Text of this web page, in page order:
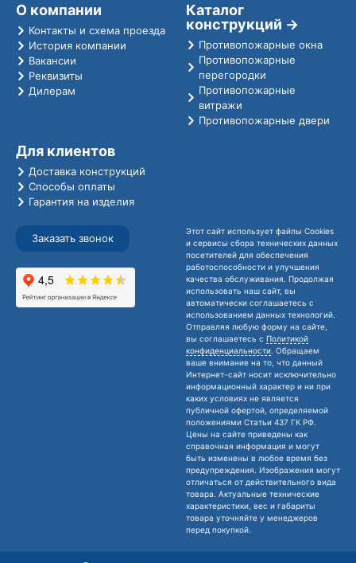
О компании
Контакты и схема проезда
История компании
Вакансии
Реквизиты
Дилерам
Каталог
конструкций →
Противопожарные окна
Противопожарные
перегородки
Противопожарные
витражи
Противопожарные двери
Для клиентов
Доставка конструкций
Способы оплаты
Гарантия на изделия
Заказать звонок
Этот сайт использует файлы Cookies
и сервисы сбора технических данных
посетителей для обеспечения
работоспособности и улучшения
качества обслуживания. Продолжая
использовать наш сайт, вы
автоматически соглашаетесь с
использованием данных технологий.
Отправляя любую форму на сайте,
вы соглашаетесь с Политикой
конфиденциальности . Обращаем
ваше внимание на то, что данный
Интернет-сайт носит исключительно
информационный характер и ни при
каких условиях не является
публичной офертой, определяемой
положениями Статьи 437 ГК РФ.
Цены на сайте приведены как
справочная информация и могут
быть изменены в любое время без
предупреждения. Изображения могут
отличаться от действительного вида
товара. Актуальные технические
характеристики, вес и габариты
товара уточняйте у менеджеров
перед покупкой.